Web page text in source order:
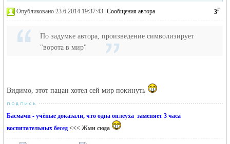
3#
Опубликовано 23.6.2014 19:37:43 Сообщения автора
По задумке автора, произведение символизирует
"ворота в мир"
Видимо, этот пацан хотел сей мир покинуть
Басмачи - учёные доказали, что одна оплеуха заменяет 3 часа
воспитательных бесед <<< Жми сюда